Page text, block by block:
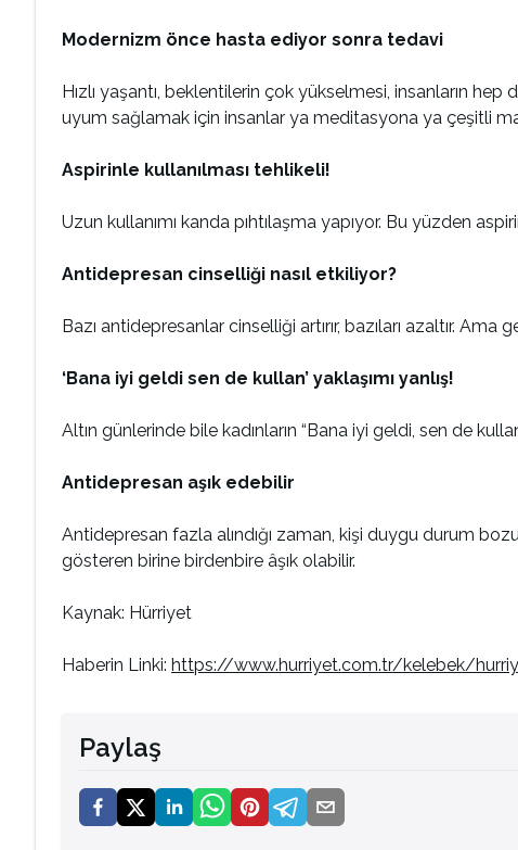
Modernizm önce hasta ediyor sonra tedavi
Hızlı yaşantı, beklentilerin çok yükselmesi, insanların
uyum sağlamak için insanlar ya meditasyona ya çeşitli
Aspirinle kullanılması tehlikeli!
Uzun kullanımı kanda pıhtılaşma yapıyor. Bu yüzden
Antidepresan cinselliği nasıl etkiliyor?
Bazı antidepresanlar cinselliği artırır, bazıları azaltır.
‘Bana iyi geldi sen de kullan’ yaklaşımı yanlış!
Altın günlerinde bile kadınların “Bana iyi geldi, sen de
Antidepresan aşık edebilir
Antidepresan fazla alındığı zaman, kişi duygu durum
gösteren birine birdenbire âşık olabilir.
Kaynak: Hürriyet
Haberin Linki: https://www.hurriyet.com.tr/kelebek/
Paylaş